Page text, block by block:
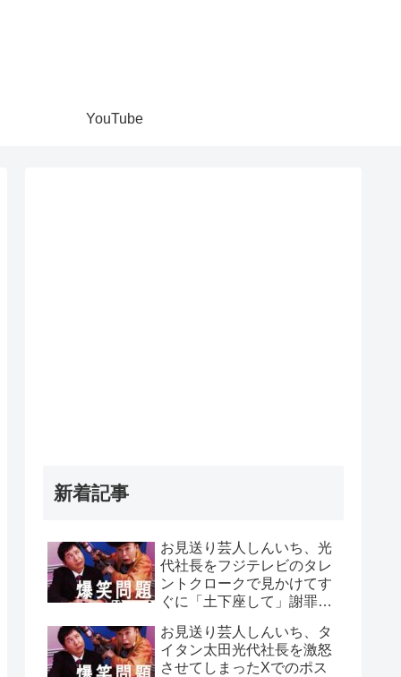
YouTube
新着記事
お見送り芸人しんいち、光
代社長をフジテレビのタレ
ントクロークで見かけてす
ぐに「土下座して」謝罪を
て、土下座してました
(笑)」
お見送り芸人しんいち、タ
イタン太田光代社長を激怒
させてしまったXでのポス